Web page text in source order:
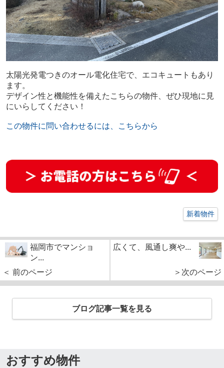
太陽光発電つきのオール電化住宅で、エコキュートもあり
ます。
デザイン性と機能性を備えたこちらの物件、ぜひ現地に見
にいらしてください！
この物件に問い合わせるには、こちらから
新着物件
福岡市でマンショ
ン...
＜ 前のページ
広くて、風通し爽や...
＞次のページ
ブログ記事一覧を見る
おすすめ物件